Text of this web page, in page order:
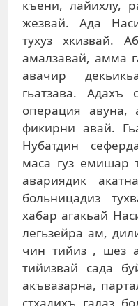
къени, лайихлу,
жезвай. Ада
тухуз хкизвай.
амалзавай, амма
авачир
гьатзава. Адахъ
операция авуна,
фикирни авай.
Нубатдин
маса гуз емишар
авариядик
больницадиз
хабар агакьай
легьзейра ам,
чин тийиз , шез
тийизвай сада
акъвазарна,